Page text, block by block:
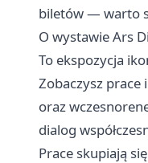
biletów — warto
O wystawie Ars
To ekspozycja
Zobaczysz
oraz
dialog
Prace skupiają